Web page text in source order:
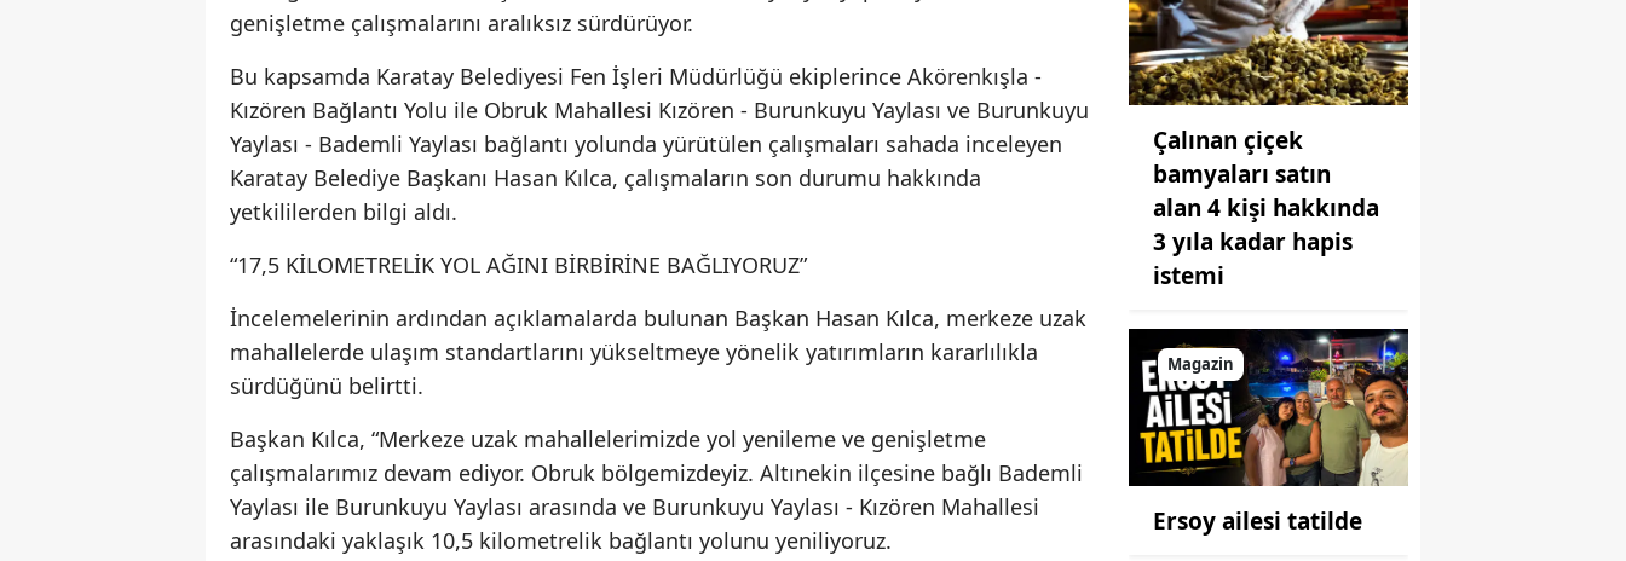
Gaziantep
Giresun
Gümüşhane
Isparta
İzmir
genişletme çalışmalarını aralıksız sürdürüyor.
Bu kapsamda Karatay Belediyesi Fen İşleri Müdürlüğü ekiplerince Akörenkışla -
Kızören Bağlantı Yolu ile Obruk Mahallesi Kızören - Burunkuyu Yaylası ve Burunkuyu
Yaylası - Bademli Yaylası bağlantı yolunda yürütülen çalışmaları sahada inceleyen
Karatay Belediye Başkanı Hasan Kılca, çalışmaların son durumu hakkında
yetkililerden bilgi aldı.
“17,5 KİLOMETRELİK YOL AĞINI BİRBİRİNE BAĞLIYORUZ”
İncelemelerinin ardından açıklamalarda bulunan Başkan Hasan Kılca, merkeze uzak
mahallelerde ulaşım standartlarını yükseltmeye yönelik yatırımların kararlılıkla
sürdüğünü belirtti.
Başkan Kılca, “Merkeze uzak mahallelerimizde yol yenileme ve genişletme
çalışmalarımız devam ediyor. Obruk bölgemizdeyiz. Altınekin ilçesine bağlı Bademli
Yaylası ile Burunkuyu Yaylası arasında ve Burunkuyu Yaylası - Kızören Mahallesi
arasındaki yaklaşık 10,5 kilometrelik bağlantı yolunu yeniliyoruz.
Çalınan çiçek
bamyaları satın
alan 4 kişi hakkında
3 yıla kadar hapis
istemi
Magazin
Ersoy ailesi tatilde